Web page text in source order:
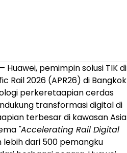
Huawei, pemimpin solusi TIK di
Rail 2026 (APR26) di Bangkok
perkeretaapian cerdas
transformasi digital di
terbesar di kawasan Asia
"Accelerating Rail Digital
dari 500 pemangku